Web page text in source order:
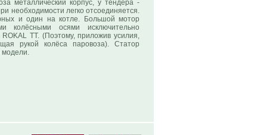
металлический корпус, у тендера -
необходимости легко отсоединяется.
и один на котле. Большой мотор
осями исключительно
TT. (Поэтому, приложив усилия,
рукой колёса паровоза). Статор
модели.